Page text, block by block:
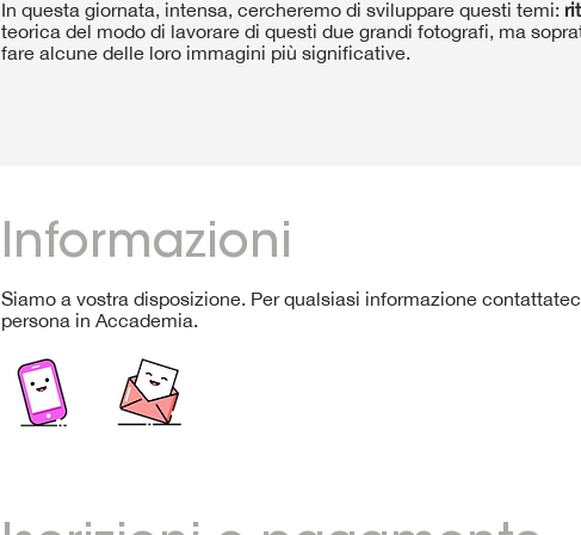
In questa giornata, intensa, cercheremo di sviluppare questi temi:
teorica del modo di lavorare di questi due grandi fotografi, ma
fare alcune delle loro immagini più significative.
Informazioni
Siamo a vostra disposizione. Per qualsiasi informazione
persona in Accademia.